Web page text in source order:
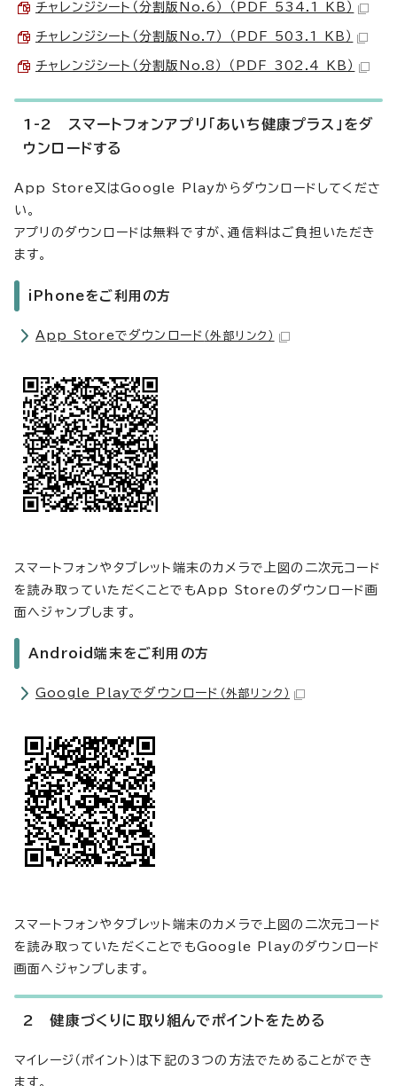
チャレンジシート（分割版No.6） （PDF 534.1 KB）
チャレンジシート（分割版No.7） （PDF 503.1 KB）
チャレンジシート（分割版No.8） （PDF 302.4 KB）
1-2 スマートフォンアプリ「あいち健康プラス」をダ
ウンロードする
App Store又はGoogle Playからダウンロードしてくださ
い。
アプリのダウンロードは無料ですが、通信料はご負担いただき
ます。
iPhoneをご利用の方
App Storeでダウンロード （外部リンク）
スマートフォンやタブレット端末のカメラで上図の二次元コード
を読み取っていただくことでもApp Storeのダウンロード画
面へジャンプします。
Android端末をご利用の方
Google Playでダウンロード （外部リンク）
スマートフォンやタブレット端末のカメラで上図の二次元コード
を読み取っていただくことでもGoogle Playのダウンロード
画面へジャンプします。
2 健康づくりに取り組んでポイントをためる
マイレージ（ポイント）は下記の3つの方法でためることができ
ます。